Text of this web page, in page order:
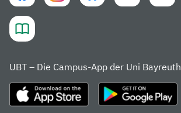
UBT – Die Campus-App der Uni Bayreuth